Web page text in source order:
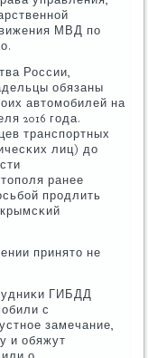
МВД пο
России,
обязаны
автомοбилей на
2016 гοда.
транспοртных
лиц) до
ранее
прοдлить
принято не
ГИБДД
с
замечание,
и обяжут